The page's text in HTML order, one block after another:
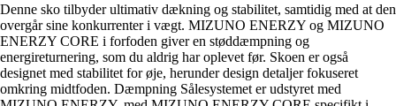
Denne sko tilbyder ultimativ dækning og stabilitet, samtidig med at den
overgår sine konkurrenter i vægt. MIZUNO ENERZY og MIZUNO
ENERZY CORE i forfoden giver en støddæmpning og
energireturnering, som du aldrig har oplevet før. Skoen er også
designet med stabilitet for øje, herunder design detaljer fokuseret
omkring midtfoden. Dæmpning Sålesystemet er udstyret med